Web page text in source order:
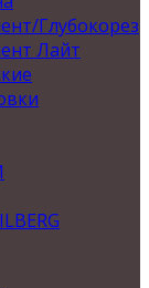
Глубокорез
Лайт